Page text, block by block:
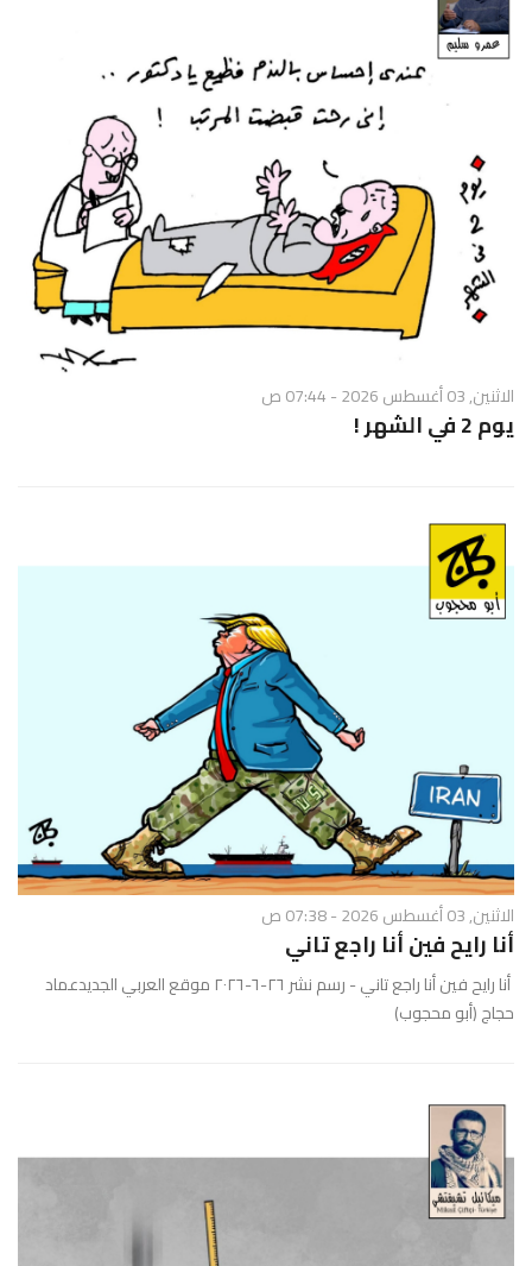
الاثنين, 03 أغسطس 2026 - 07:44 ص
يوم 2 في الشهر !
الاثنين, 03 أغسطس 2026 - 07:38 ص
أنا رايح فين أنا راجع تاني
أنا رايح فين أنا راجع تاني - رسم نشر ٢٦-٦-٢٠٢٦ موقع العربي الجديدعماد
حجاج (أبو محجوب)